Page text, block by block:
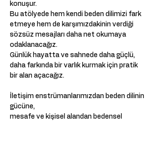
konuşur.
Bu atölyede hem kendi beden dilimizi fark
etmeye hem de karşımızdakinin verdiği
sözsüz mesajları daha net okumaya
odaklanacağız.
Günlük hayatta ve sahnede daha güçlü,
daha farkında bir varlık kurmak için pratik
bir alan açacağız.
İletişim enstrümanlarımızdan beden dilinin
gücüne,
mesafe ve kişisel alandan bedensel